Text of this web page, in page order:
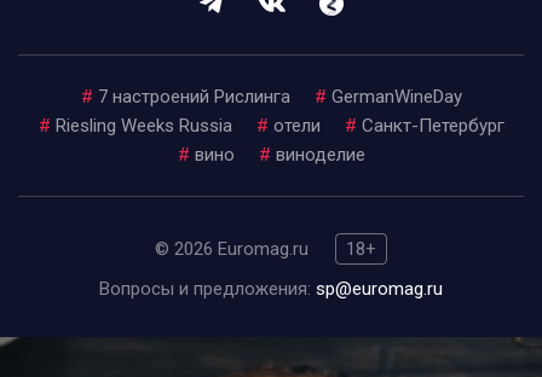
# 7 настроений Рислинга # GermanWineDay
# Riesling Weeks Russia # отели # Санкт-Петербург
# вино # виноделие
© 2026 Euromag.ru
18+
Вопросы и предложения: sp@euromag.ru